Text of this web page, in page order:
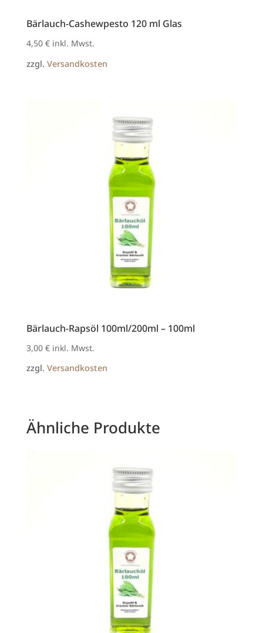
Bärlauch-Cashewpesto 120 ml Glas
4,50 € inkl. Mwst.
zzgl. Versandkosten
Bärlauch-Rapsöl 100ml/200ml – 100ml
3,00 € inkl. Mwst.
zzgl. Versandkosten
Ähnliche Produkte